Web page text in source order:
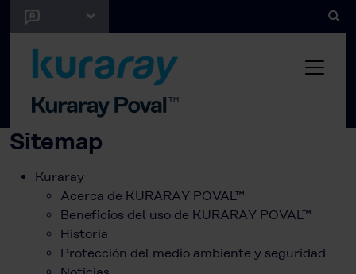
Sitemap
Kuraray
Acerca de KURARAY POVAL™
Beneficios del uso de KURARAY POVAL™
Historia
Protección del medio ambiente y seguridad